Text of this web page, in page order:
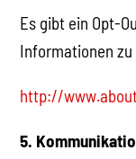
Es gibt ein Opt-
Informationen
http://
5.